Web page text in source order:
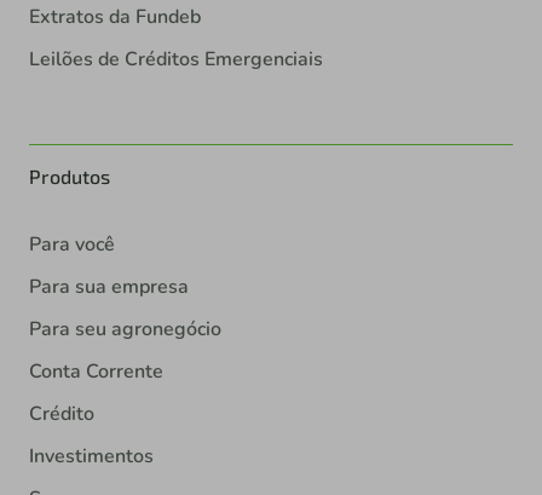
Extratos da Fundeb
Leilões de Créditos Emergenciais
Produtos
Para você
Para sua empresa
Para seu agronegócio
Conta Corrente
Crédito
Investimentos